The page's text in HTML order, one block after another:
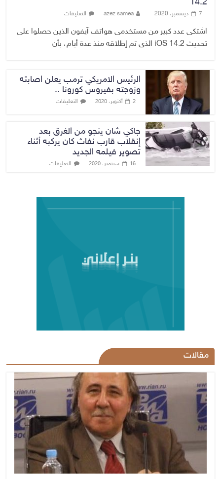
14.2
7 ديسمبر، 2020 azez samea التعليقات
اشتكى عدد كبير من مستخدمى هواتف آيفون الذين حصلوا على
تحديث iOS 14.2 الذى تم إطلاقه منذ عدة أيام، بأن
الرئيس الامريكي ترمب يعلن اصابته
وزوجته بفيروس كورونا ..
2 أكتوبر، 2020 التعليقات
جاكي شان ينجو من الغرق بعد
إنقلاب قارب نفاث كان يركبه أثناء
تصوير فيلمه الجديد
16 سبتمبر، 2020 التعليقات
مقالات